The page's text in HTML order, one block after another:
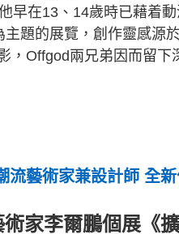
早在13、14歲時已藉着
題的展覽，創作靈感源
，Offgod兩兄弟因而留下
流藝術家兼設計師 全
家李爾鵬個展《擴